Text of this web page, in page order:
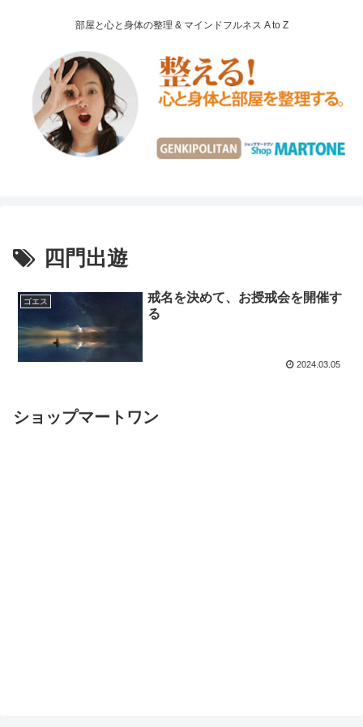
部屋と心と身体の整理 & マインドフルネス A to Z
四門出遊
ゴエス
戒名を決めて、お授戒会を開催す
る
2024.03.05
ショップマートワン